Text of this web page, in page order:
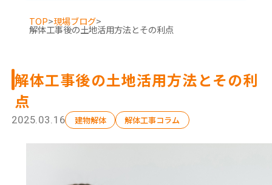
TOP>現場ブログ>
解体工事後の土地活用方法とその利点
解体工事後の土地活用方法とその利
点
2025.03.16 建物解体 解体工事コラム